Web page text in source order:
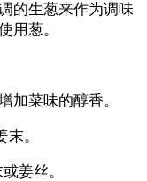
的生葱来作为调味
用葱。
加菜味的醇香。
。
姜丝。